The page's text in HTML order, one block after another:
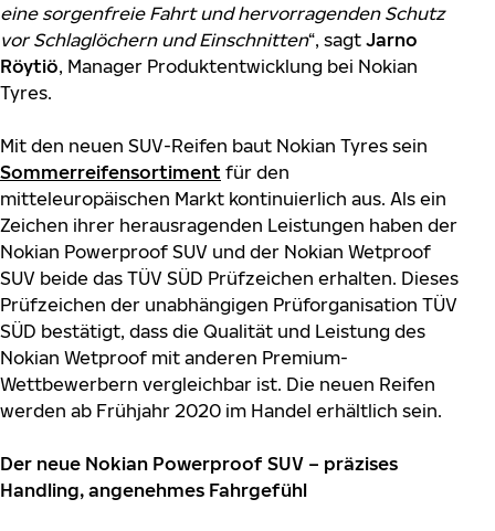
eine sorgenfreie Fahrt und hervorragenden Schutz
vor Schlaglöchern und Einschnitten“, sagt Jarno
Röytiö, Manager Produktentwicklung bei Nokian
Tyres.
Mit den neuen SUV-Reifen baut Nokian Tyres sein
Sommerreifensortiment für den
mitteleuropäischen Markt kontinuierlich aus. Als ein
Zeichen ihrer herausragenden Leistungen haben der
Nokian Powerproof SUV und der Nokian Wetproof
SUV beide das TÜV SÜD Prüfzeichen erhalten. Dieses
Prüfzeichen der unabhängigen Prüforganisation TÜV
SÜD bestätigt, dass die Qualität und Leistung des
Nokian Wetproof mit anderen Premium-
Wettbewerbern vergleichbar ist. Die neuen Reifen
werden ab Frühjahr 2020 im Handel erhältlich sein.
Der neue Nokian Powerproof SUV – präzises
Handling, angenehmes Fahrgefühl